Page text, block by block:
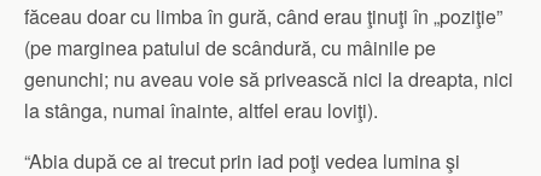
făceau doar cu limba în gură, când erau ţinuţi în „poziţie”
(pe marginea patului de scândură, cu mâinile pe
genunchi; nu aveau voie să privească nici la dreapta, nici
la stânga, numai înainte, altfel erau loviţi).
“Abia după ce ai trecut prin iad poţi vedea lumina şi